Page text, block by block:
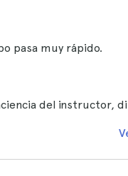
pasa muy rápido.
del instructor,